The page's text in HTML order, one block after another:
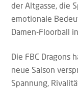
der Altgasse, die
emotionale
Damen-Floorball
Die FBC Dragons
neue Saison
Spannung,